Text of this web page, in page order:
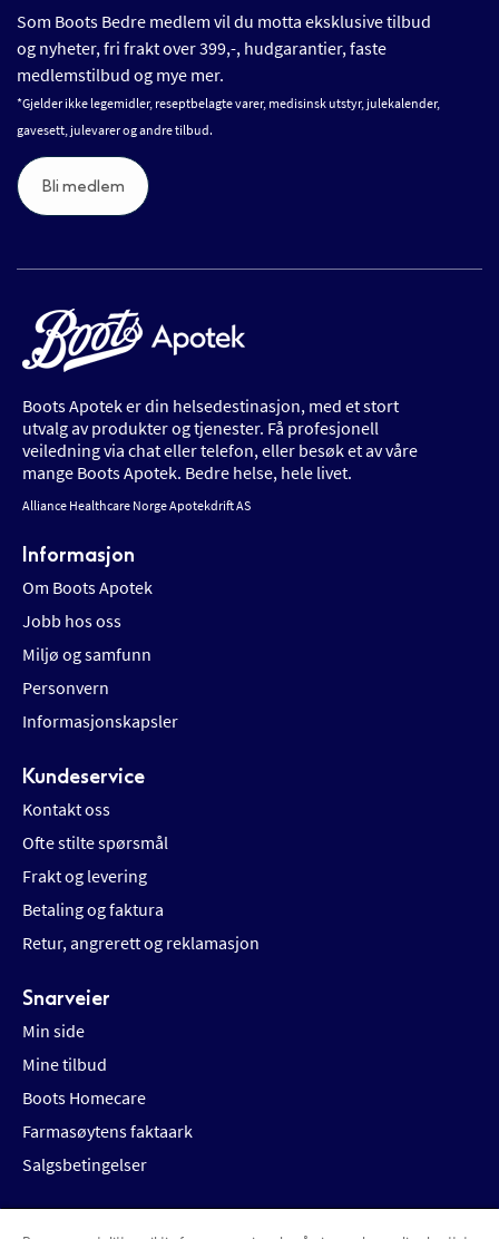
Som Boots Bedre medlem vil du motta eksklusive tilbud
og nyheter, fri frakt over 399,-, hudgarantier, faste
medlemstilbud og mye mer.
*Gjelder ikke legemidler, reseptbelagte varer, medisinsk utstyr, julekalender,
gavesett, julevarer og andre tilbud.
Bli medlem
Boots Apotek er din helsedestinasjon, med et stort
utvalg av produkter og tjenester. Få profesjonell
veiledning via chat eller telefon, eller besøk et av våre
mange Boots Apotek. Bedre helse, hele livet.
Alliance Healthcare Norge Apotekdrift AS
Informasjon
Om Boots Apotek
Jobb hos oss
Miljø og samfunn
Personvern
Informasjonskapsler
Kundeservice
Kontakt oss
Ofte stilte spørsmål
Frakt og levering
Betaling og faktura
Retur, angrerett og reklamasjon
Snarveier
Min side
Mine tilbud
Boots Homecare
Farmasøytens faktaark
Salgsbetingelser